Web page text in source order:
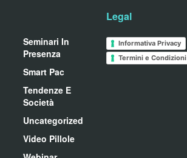
Seminari In
Presenza
Smart Pac
Tendenze E
Società
Uncategorized
Video Pillole
Legal
Informativa Privacy
Termini e Condizioni